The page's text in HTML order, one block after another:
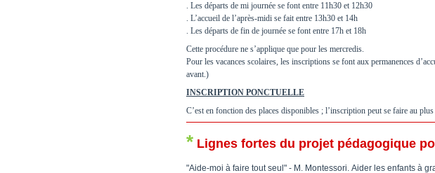
. Les départs de mi journée se font entre 11h30 et 12h30
. L’accueil de l’après-midi se fait entre 13h30 et 14h
. Les départs de fin de journée se font entre 17h et 18h
Cette procédure ne s’applique que pour les mercredis.
Pour les vacances scolaires, les inscriptions se font aux permanences
avant.)
INSCRIPTION PONCTUELLE
C’est en fonction des places disponibles ; l’inscription peut se faire au
* Lignes fortes du projet pédagogique
"Aide-moi à faire tout seul" - M. Montessori. Aider les enfants à